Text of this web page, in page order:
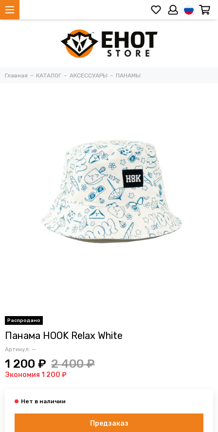
Главная КАТАЛОГ АКСЕССУАРЫ ПАНАМЫ
Панама HOOK Relax White
Артикул: —
1 200 ₽ 2 400 ₽
Экономия 1 200 ₽
Предзаказ